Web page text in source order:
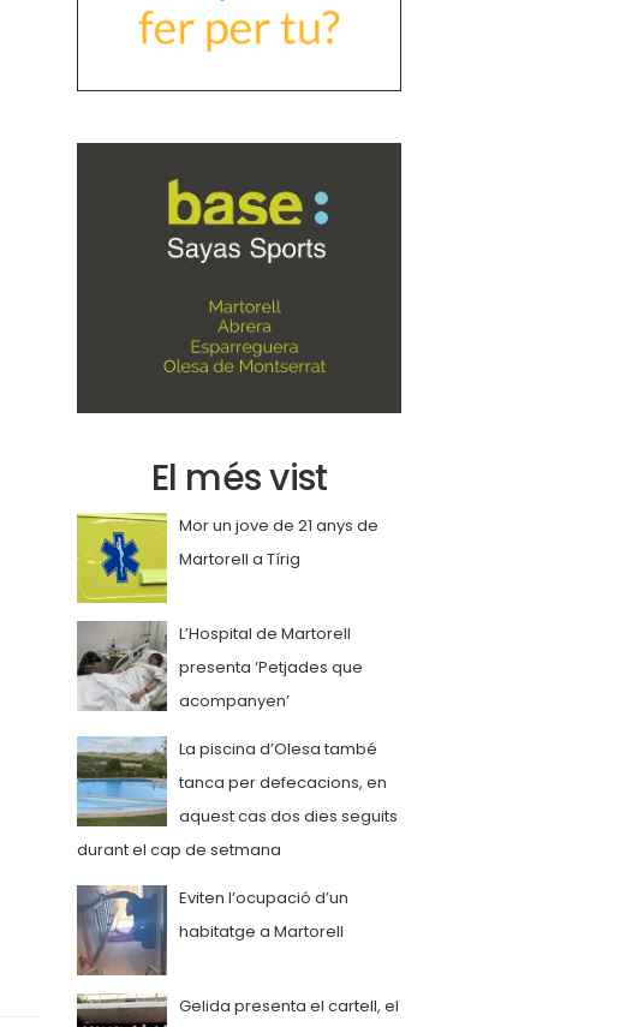
El més vist
Mor un jove de 21 anys de
Martorell a Tírig
L’Hospital de Martorell
presenta ‘Petjades que
acompanyen’
La piscina d’Olesa també
tanca per defecacions, en
aquest cas dos dies seguits
durant el cap de setmana
Eviten l’ocupació d’un
habitatge a Martorell
Gelida presenta el cartell, el